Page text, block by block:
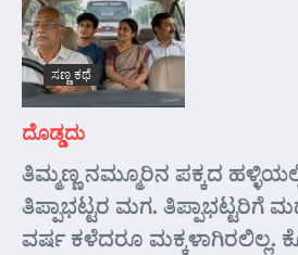
ಸಣ್ಣ ಕಥೆ
ದೊಡ್ಡದು
ತಿಮ್ಮಣ್ಣ ನಮ್ಮೂರಿನ ಪಕ್ಕದ
ತಿಪ್ಪಾಭಟ್ಟರ ಮಗ. ತಿಪ್ಪಾಭಟ್ಟರಿಗೆ
ವರ್ಷ ಕಳೆದರೂ